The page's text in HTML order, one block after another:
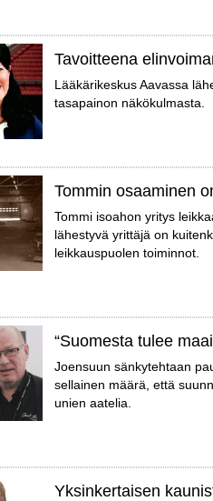
Tavoitteena
Lääkärikeskus Aavassa
tasapainon näkökulmasta.
Tommin osaaminen
Tommi isoahon yritys
lähestyvä yrittäjä on
leikkauspuolen toiminnot.
“Suomesta tulee
Joensuun sänkytehtaan
sellainen määrä, että
unien aatelia.
Yksinkertaisen